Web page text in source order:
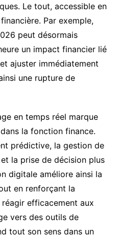
Le tout, accessible en
Par exemple,
peut désormais
un impact financier lié
ajuster immédiatement
une rupture de
en temps réel marque
la fonction finance.
prédictive, la gestion de
la prise de décision plus
digitale améliore ainsi la
en renforçant la
efficacement aux
vers des outils de
tout son sens dans un